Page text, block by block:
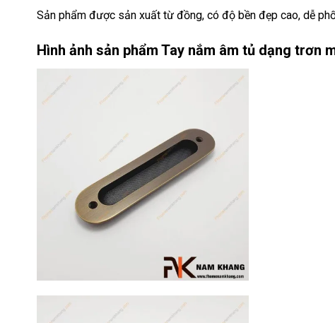
Sản phẩm được sản xuất từ đồng, có độ bền đẹp cao, dễ
Hình ảnh sản phẩm Tay nắm âm tủ dạng trơn
sử dụng tay
nắm tủ hiệu